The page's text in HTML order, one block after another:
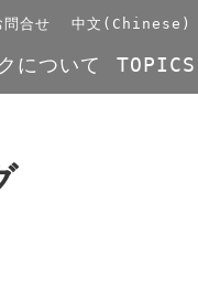
問合せ 中文(Chinese)
について TOPICS